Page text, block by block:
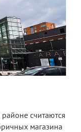
считаются
магазина